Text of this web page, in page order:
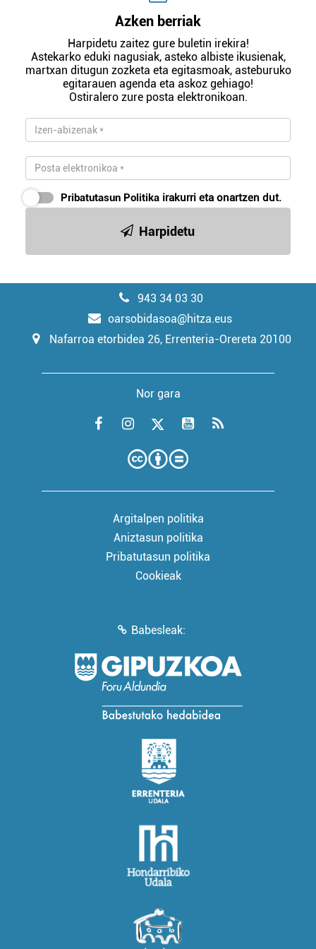
Azken berriak
Harpidetu zaitez gure buletin irekira!
Astekarko eduki nagusiak, asteko albiste ikusienak,
martxan ditugun zozketa eta egitasmoak, asteburuko
egitarauen agenda eta askoz gehiago!
Ostiralero zure posta elektronikoan.
Pribatutasun Politika irakurri eta onartzen dut.
Harpidetu
943 34 03 30
oarsobidasoa@hitza.eus
Nafarroa etorbidea 26, Errenteria-Orereta 20100
Nor gara
Argitalpen politika
Aniztasun politika
Pribatutasun politika
Cookieak
Babesleak: